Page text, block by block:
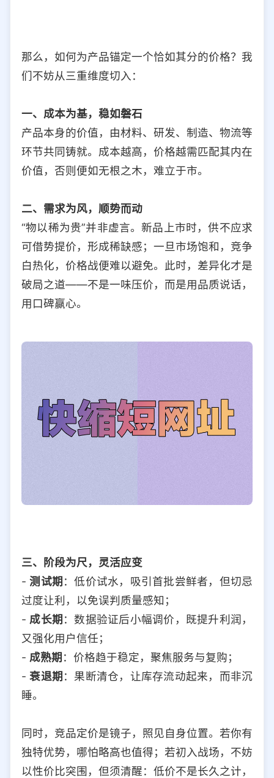
那么，如何为产品锚定一个恰如其分的价格？我
们不妨从三重维度切入：
一、成本为基，稳如磐石
产品本身的价值，由材料、研发、制造、物流等
环节共同铸就。成本越高，价格越需匹配其内在
价值，否则便如无根之木，难立于市。
二、需求为风，顺势而动
“物以稀为贵”并非虚言。新品上市时，供不应求
可借势提价，形成稀缺感；一旦市场饱和，竞争
白热化，价格战便难以避免。此时，差异化才是
破局之道——不是一味压价，而是用品质说话，
用口碑赢心。
三、阶段为尺，灵活应变
-测试期 ：低价试水，吸引首批尝鲜者，但切忌
过度让利，以免误判质量感知；
- 成长期 ：数据验证后小幅调价，既提升利润，
又强化用户信任；
- 成熟期 ：价格趋于稳定，聚焦服务与复购；
-衰退期 ：果断清仓，让库存流动起来，而非沉
睡。
同时，竞品定价是镜子，照见自身位置。若你有
独特优势，哪怕略高也值得；若初入战场，不妨
以性价比突围，但须清醒：低价不是长久之计，